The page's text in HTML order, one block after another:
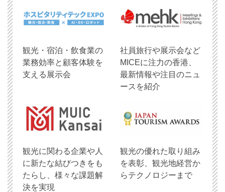
観光・宿泊・飲食業の
業務効率と顧客体験を
支える展示会
社員旅行や展示会など
MICEに注力の香港、
最新情報や注目のニュ
ースを紹介
観光に関わる企業や人
に新たな結びつきをも
たらし、様々な課題解
決を実現
観光の優れた取り組み
を表彰、観光地経営か
らテクノロジーまで